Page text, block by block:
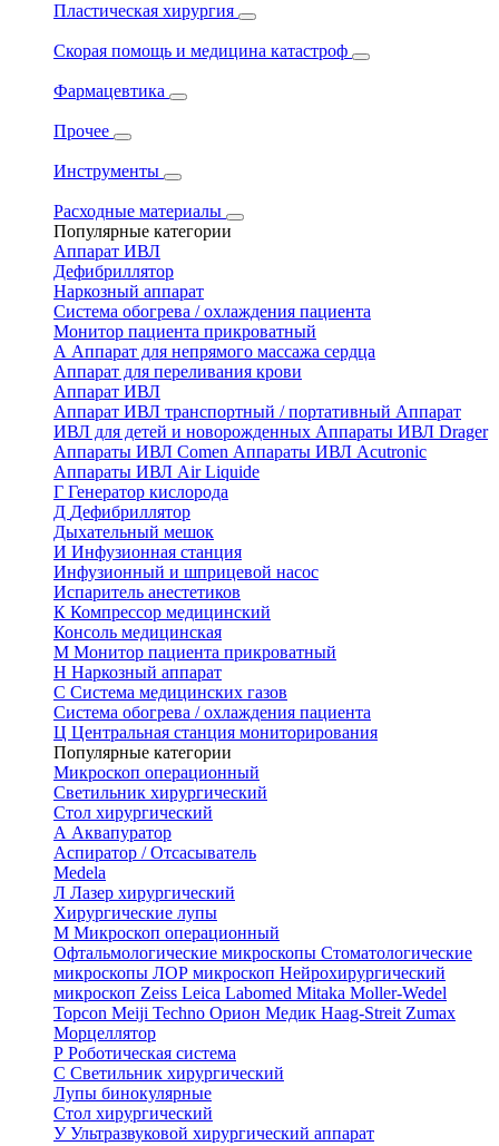
Пластическая хирургия
Скорая помощь и медицина катастроф
Фармацевтика
Прочее
Инструменты
Расходные материалы
Популярные категории
Аппарат ИВЛ
Дефибриллятор
Наркозный аппарат
Система обогрева / охлаждения пациента
Монитор пациента прикроватный
А Аппарат для непрямого массажа сердца
Аппарат для переливания крови
Аппарат ИВЛ
Аппарат ИВЛ транспортный / портативный Аппарат
ИВЛ для детей и новорожденных Аппараты ИВЛ Drager
Аппараты ИВЛ Comen Аппараты ИВЛ Acutronic
Аппараты ИВЛ Air Liquide
Г Генератор кислорода
Д Дефибриллятор
Дыхательный мешок
И Инфузионная станция
Инфузионный и шприцевой насос
Испаритель анестетиков
К Компрессор медицинский
Консоль медицинская
М Монитор пациента прикроватный
Н Наркозный аппарат
С Система медицинских газов
Система обогрева / охлаждения пациента
Ц Центральная станция мониторирования
Популярные категории
Микроскоп операционный
Светильник хирургический
Стол хирургический
А Аквапуратор
Аспиратор / Отсасыватель
Medela
Л Лазер хирургический
Хирургические лупы
М Микроскоп операционный
Офтальмологические микроскопы Стоматологические
микроскопы ЛОР микроскоп Нейрохирургический
микроскоп Zeiss Leica Labomed Mitaka Moller-Wedel
Topcon Meiji Techno Орион Медик Haag-Streit Zumax
Морцеллятор
Р Роботическая система
С Светильник хирургический
Лупы бинокулярные
Стол хирургический
УУльтразвуковой хирургический аппарат